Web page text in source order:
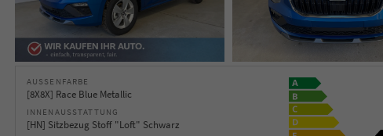
AUSSENFARBE
[8X8X] Race Blue Metallic
INNENAUSSTATTUNG
[HN] Sitzbezug Stoff "Loft" Schwarz